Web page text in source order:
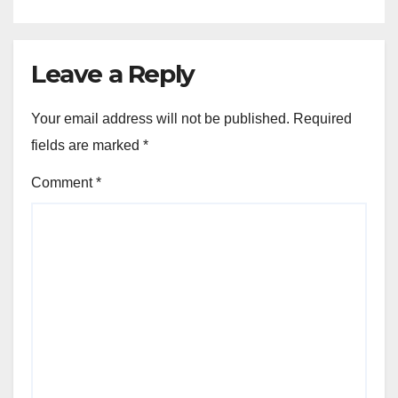
Leave a Reply
Your email address will not be published. Required
fields are marked *
Comment*